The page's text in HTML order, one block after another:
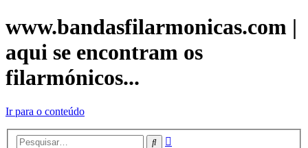
www.bandasfilarmonicas.com |
aqui se encontram os
filarmónicos...
Ir para o conteúdo
Pesquisar